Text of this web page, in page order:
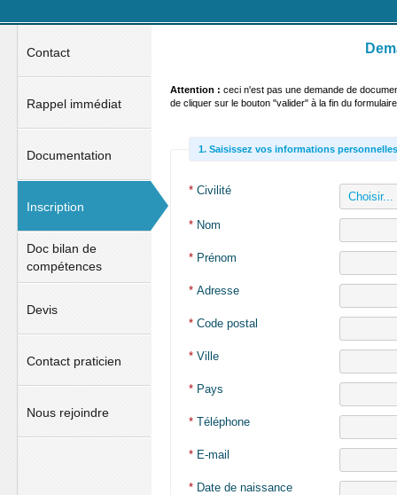
Contact
Rappel immédiat
Documentation
Inscription
Doc bilan de
compétences
Devis
Contact praticien
Nous rejoindre
Attention : ceci n'est pas une demande de
de cliquer sur le bouton "valider" à la fin du
1. Saisissez vos informations
* Civilité
* Nom
* Prénom
* Adresse
* Code postal
* Ville
* Pays
* Téléphone
* E-mail
* Date de naissance